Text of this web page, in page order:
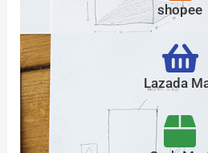
shopee
Lazada